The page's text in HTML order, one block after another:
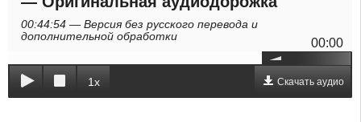
00:44:54 — Версия без русского перевода и
дополнительной обработки
00:00
1x Скачать аудио